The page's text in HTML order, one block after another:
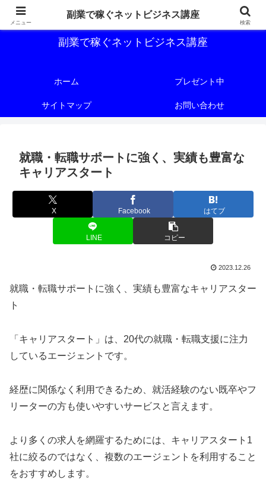
副業で稼ぐためのネットビジネス講座を公開しております。
副業で稼ぐネットビジネス講座
ホーム プレゼント中
サイトマップ お問い合わせ
就職・転職サポートに強く、実績も豊富な
キャリアスタート
X Facebook はてブ
LINE コピー
2023.12.26
就職・転職サポートに強く、実績も豊富なキャリアスター
ト
「キャリアスタート」は、20代の就職・転職支援に注力
しているエージェントです。
経歴に関係なく利用できるため、就活経験のない既卒やフ
リーターの方も使いやすいサービスと言えます。
より多くの求人を網羅するためには、キャリアスタート1
社に絞るのではなく、複数のエージェントを利用すること
をおすすめします。
メニュー
副業で稼ぐネットビジネス講座
検索